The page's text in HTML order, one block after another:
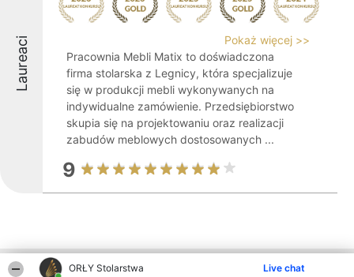
ORŁY Stolarstwa Live chat
Laureaci
Pokaż więcej >>
Pracownia Mebli Matix to doświadczona
firma stolarska z Legnicy, która specjalizuje
się w produkcji mebli wykonywanych na
indywidualne zamówienie. Przedsiębiorstwo
skupia się na projektowaniu oraz realizacji
zabudów meblowych dostosowanych ...
9